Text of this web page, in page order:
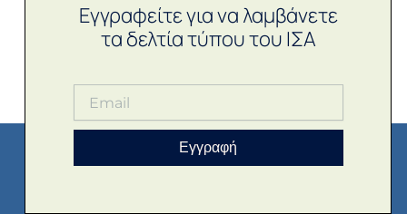
Εγγραφείτε για να λαμβάνετε
τα δελτία τύπου του ΙΣΑ
Εγγραφή